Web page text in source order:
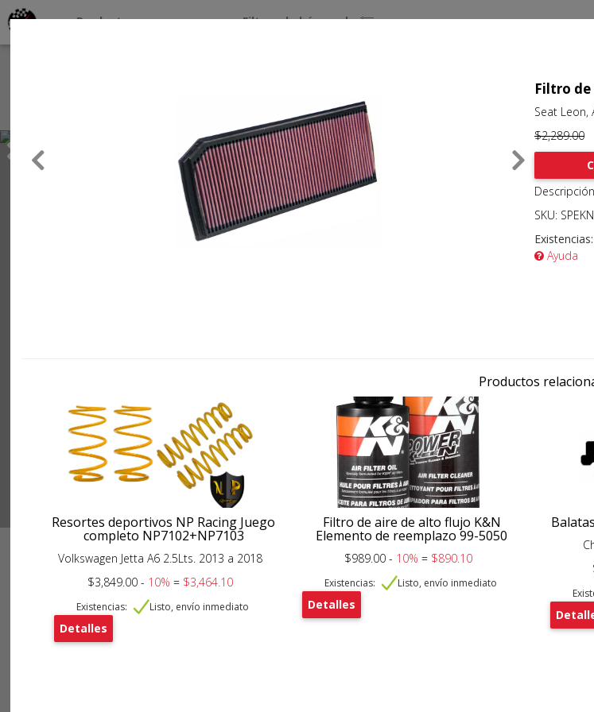
Clients
Productos por marcas Filtros de búsqueda
Filtro
Seat Leon,
$2,289.00
SKU:
Existencias:
Ayuda
Productos
Resortes deportivos NP Racing Juego
completo NP7102+NP7103
Volkswagen Jetta A6 2.5Lts. 2013 a 2018
$3,849.00 - 10% = $3,464.10
Existencias: Listo, envío inmediato
Detalles
Filtro de aire de alto flujo K&N
Elemento de reemplazo 99-5050
$989.00 - 10% = $890.10
Existencias: Listo, envío inmediato
Detalles